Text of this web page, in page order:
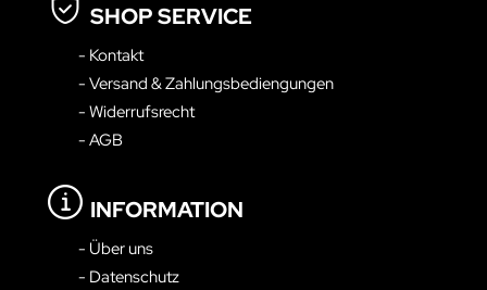
SHOP SERVICE
- Kontakt
- Versand & Zahlungsbediengungen
- Widerrufsrecht
- AGB
INFORMATION
- Über uns
- Datenschutz